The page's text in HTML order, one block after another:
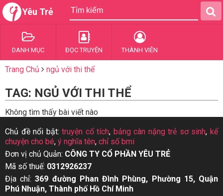
Yêu Trẻ
DANH MỤC ĐỌC TRUYỆN THÀNH VIÊN
Trang Chủ ngủ với thi thể
TAG: NGỦ VỚI THI THỂ
Không tìm thấy bài viết nào
Chủ đề nổi bật:truyện cổ tích, bảng cân nặng trẻ sơ sinh,kể
chuyện cho bé, ý nghĩa tên, chỉ số bmi
Đơn vị chủ Quản: CÔNG TY CỔ PHẦN YÊU TRẺ
Mã số thuế: 0312926237
Địa chỉ:369 đường Phan Đình Phùng, Phường 15, Quận
Phú Nhuận, Thành phố Hồ Chí Minh